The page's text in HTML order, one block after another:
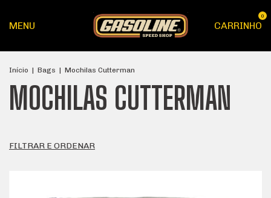
MENU CARRINHO
0
Início | Bags | Mochilas Cutterman
MOCHILAS CUTTERMAN
FILTRAR E ORDENAR